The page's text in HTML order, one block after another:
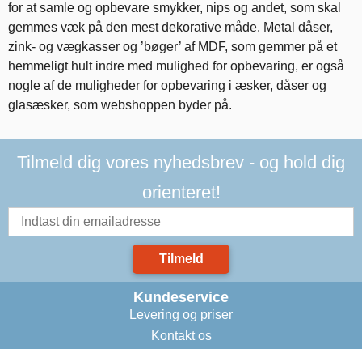
for at samle og opbevare smykker, nips og andet, som skal
gemmes væk på den mest dekorative måde. Metal dåser,
zink- og vægkasser og ’bøger’ af MDF, som gemmer på et
hemmeligt hult indre med mulighed for opbevaring, er også
nogle af de muligheder for opbevaring i æsker, dåser og
glasæsker, som webshoppen byder på.
Tilmeld dig vores nyhedsbrev - og hold dig
orienteret!
Tilmeld
Kundeservice
Levering og priser
Kontakt os